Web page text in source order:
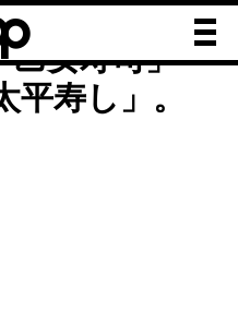
b司三昧】有名
乙女寿司」
平寿し」。